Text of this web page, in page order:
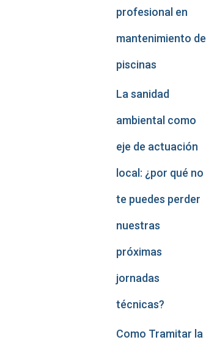
profesional en
mantenimiento de
piscinas
La sanidad
ambiental como
eje de actuación
local: ¿por qué no
te puedes perder
nuestras
próximas
jornadas
técnicas?
Como Tramitar la